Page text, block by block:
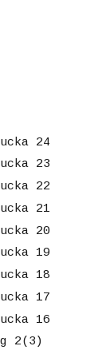
24
23
22
21
20
19
18
17
16
2(3)